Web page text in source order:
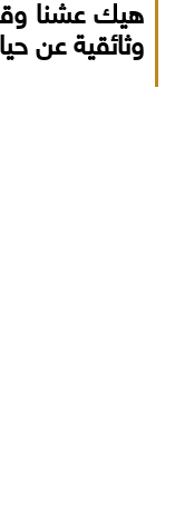
هيك عشنا
وثائقية عن